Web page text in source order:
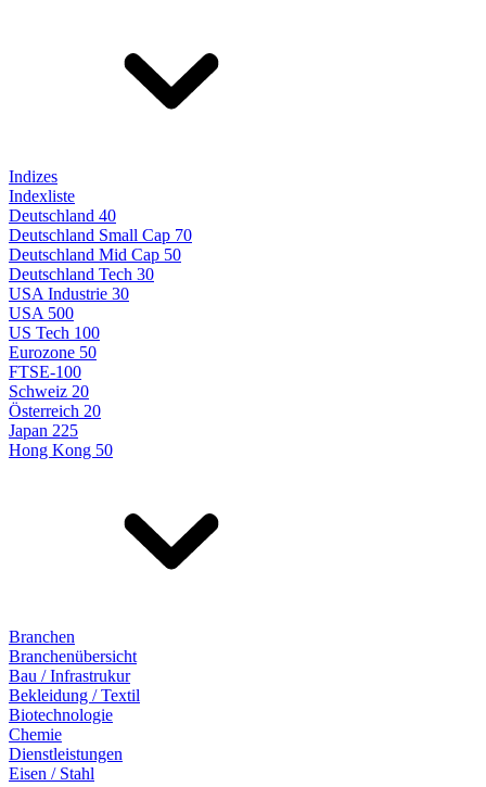
Indizes
Indexliste
Deutschland 40
Deutschland Small Cap 70
Deutschland Mid Cap 50
Deutschland Tech 30
USA Industrie 30
USA 500
US Tech 100
Eurozone 50
FTSE-100
Schweiz 20
Österreich 20
Japan 225
Hong Kong 50
Branchen
Branchenübersicht
Bau / Infrastrukur
Bekleidung / Textil
Biotechnologie
Chemie
Dienstleistungen
Eisen / Stahl